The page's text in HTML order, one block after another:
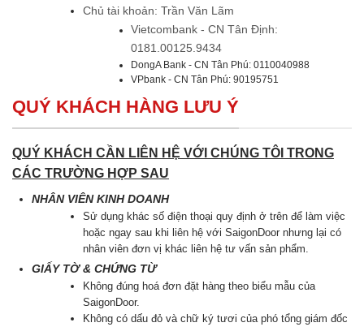
Chủ tài khoản: Trần Văn Lãm
Vietcombank - CN Tân Định:
0181.00125.9434
DongA Bank - CN Tân Phú: 0110040988
VPbank - CN Tân Phú: 90195751
QUÝ KHÁCH HÀNG LƯU Ý
QUÝ KHÁCH CẦN LIÊN HỆ VỚI CHÚNG TÔI TRONG
CÁC TRƯỜNG HỢP SAU
NHÂN VIÊN KINH DOANH
Sử dụng khác số điện thoại quy định ở trên để làm việc
hoặc ngay sau khi liên hệ với SaigonDoor nhưng lại có
nhân viên đơn vị khác liên hệ tư vấn sản phẩm.
GIẤY TỜ & CHỨNG TỪ
Không đúng hoá đơn đặt hàng theo biểu mẫu của
SaigonDoor.
Không có dấu đỏ và chữ ký tươi của phó tổng giám đốc